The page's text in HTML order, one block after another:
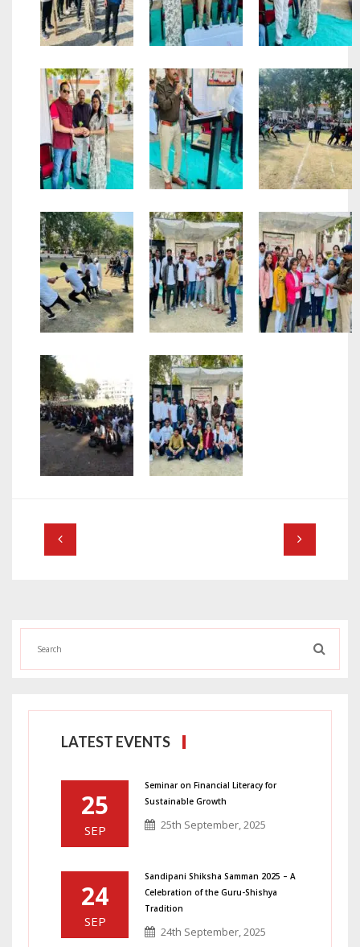
LATEST EVENTS
25
SEP
Seminar on Financial Literacy for
Sustainable Growth
25th September, 2025
24
SEP
Sandipani Shiksha Samman 2025 – A
Celebration of the Guru-Shishya
Tradition
24th September, 2025